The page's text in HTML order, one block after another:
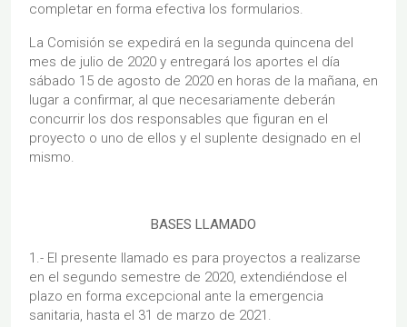
completar en forma efectiva los formularios.
La Comisión se expedirá en la segunda quincena del
mes de julio de 2020 y entregará los aportes el día
sábado 15 de agosto de 2020 en horas de la mañana, en
lugar a confirmar, al que necesariamente deberán
concurrir los dos responsables que figuran en el
proyecto o uno de ellos y el suplente designado en el
mismo.
BASES LLAMADO
1.- El presente llamado es para proyectos a realizarse
en el segundo semestre de 2020, extendiéndose el
plazo en forma excepcional ante la emergencia
sanitaria, hasta el 31 de marzo de 2021.